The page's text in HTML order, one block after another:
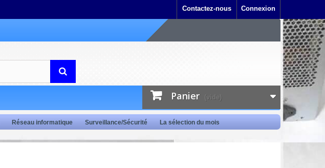
Connexion
Contactez-nous
Panier (vide)
Réseau informatique Surveillance/Sécurité La sélection du mois